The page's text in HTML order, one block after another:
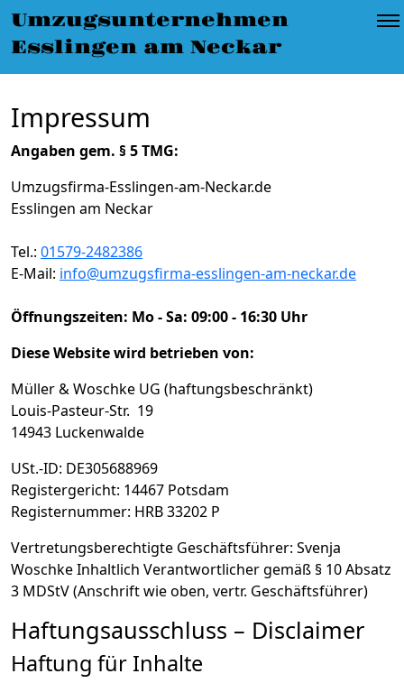
Umzugsunternehmen
Esslingen am Neckar
Umzugsunternehmen Esslingen am Neckar
Impressum
Impressum
Angaben gem. § 5 TMG:
Umzugsfirma-Esslingen-am-Neckar.de
Esslingen am Neckar
Tel.: 01579-2482386
E-Mail: info@umzugsfirma-esslingen-am-neckar.de
Öffnungszeiten: Mo - Sa: 09:00 - 16:30 Uhr
Diese Website wird betrieben von:
Müller & Woschke UG (haftungsbeschränkt)
Louis-Pasteur-Str. 19
14943 Luckenwalde
USt.-ID: DE305688969
Registergericht: 14467 Potsdam
Registernummer: HRB 33202 P
Vertretungsberechtigte Geschäftsführer: Svenja
Woschke Inhaltlich Verantwortlicher gemäß § 10 Absatz
3 MDStV (Anschrift wie oben, vertr. Geschäftsführer)
Haftungsausschluss – Disclaimer
Haftung für Inhalte